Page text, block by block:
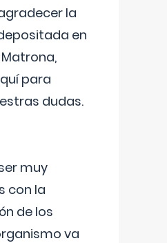
la
en
para
dudas.
muy
con la
de los
va